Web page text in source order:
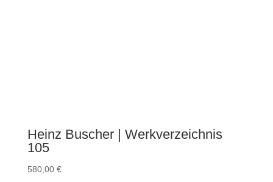
Heinz Buscher | Werkverzeichnis
105
580,00 €